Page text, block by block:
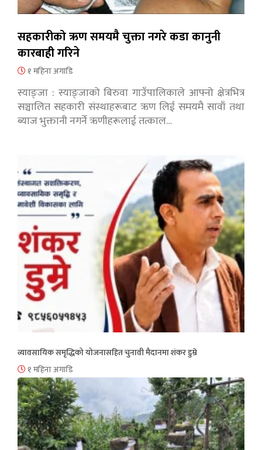
सहकारीको ऋण समयमै चुक्ता नगरे कडा कानुनी
कारबाही गरिने
१ महिना अगाडि
स्याङ्जा : स्याङ्जाको बिरुवा गाउँपालिकाले आफ्नो क्षेत्रभित्र
सञ्चालित सहकारी संस्थाहरूबाट ऋण लिई समयमै सावाँ तथा
ब्याज भुक्तानी नगर्ने ऋणीहरूलाई तत्काल…
व्यावसायिक समृद्धिको योजनासहित चुनावी मैदानमा शंकर डुम्रे
१ महिना अगाडि